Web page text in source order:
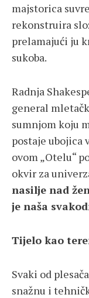
majstorica
rekonstruira
prelamajući ju
sukoba.
Radnja
general
sumnjom koju
postaje ubojica
ovom „Otelu“
okvir za
nasilje nad
je naša
Tijelo kao
Svaki od
snažnu i